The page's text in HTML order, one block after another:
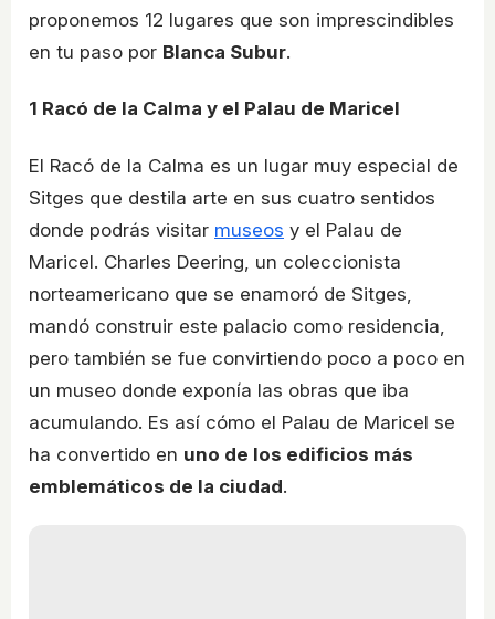
proponemos 12 lugares que son imprescindibles
en tu paso por Blanca Subur.
1 Racó de la Calma y el Palau de Maricel
El Racó de la Calma es un lugar muy especial de
Sitges que destila arte en sus cuatro sentidos
donde podrás visitar museos y el Palau de
Maricel. Charles Deering, un coleccionista
norteamericano que se enamoró de Sitges,
mandó construir este palacio como residencia,
pero también se fue convirtiendo poco a poco en
un museo donde exponía las obras que iba
acumulando. Es así cómo el Palau de Maricel se
ha convertido en uno de los edificios más
emblemáticos de la ciudad.